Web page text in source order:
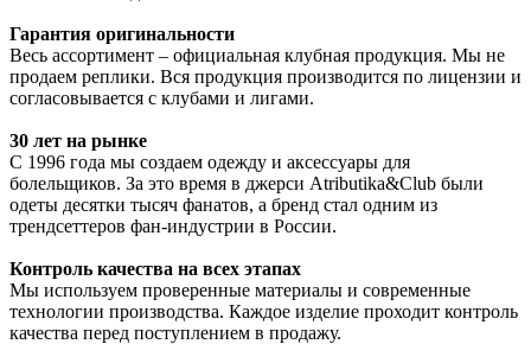
Гарантия оригинальности
Весь ассортимент – официальная клубная продукция. Мы не
продаем реплики. Вся продукция производится по лицензии и
согласовывается с клубами и лигами.
30 лет на рынке
С 1996 года мы создаем одежду и аксессуары для
болельщиков. За это время в джерси Atributika&Club были
одеты десятки тысяч фанатов, а бренд стал одним из
трендсеттеров фан-индустрии в России.
Контроль качества на всех этапах
Мы используем проверенные материалы и современные
технологии производства. Каждое изделие проходит контроль
качества перед поступлением в продажу.